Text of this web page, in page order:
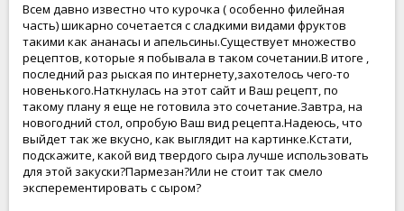
Всем давно известно что курочка ( особенно филейная
часть) шикарно сочетается с сладкими видами фруктов
такими как ананасы и апельсины.Существует множество
рецептов, которые я побывала в таком сочетании.В итоге ,
последний раз рыская по интернету,захотелось чего-то
новенького.Наткнулась на этот сайт и Ваш рецепт, по
такому плану я еще не готовила это сочетание.Завтра, на
новогодний стол, опробую Ваш вид рецепта.Надеюсь, что
выйдет так же вкусно, как выглядит на картинке.Кстати,
подскажите, какой вид твердого сыра лучше использовать
для этой закуски?Пармезан?Или не стоит так смело
эксперементировать с сыром?